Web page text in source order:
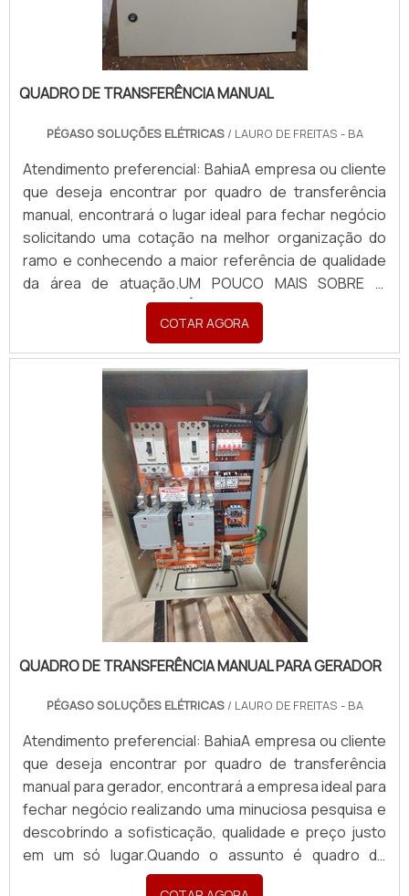
QUADRO DE TRANSFERÊNCIA MANUAL
PÉGASO SOLUÇÕES ELÉTRICAS / LAURO DE FREITAS - BA
Atendimento preferencial: BahiaA empresa ou cliente
que deseja encontrar por quadro de transferência
manual, encontrará o lugar ideal para fechar negócio
solicitando uma cotação na melhor organização do
ramo e conhecendo a maior referência de qualidade
da área de atuação.UM POUCO MAIS SOBRE O
QUADRO DE TRANSFERÊNCIA MANUALQuem está à
procura de quadro de transferência manual em uma
empresa inovadora, descobre a Pégaso Soluções
COTAR AGORA
QUADRO DE TRANSFERÊNCIA MANUAL PARA GERADOR
PÉGASO SOLUÇÕES ELÉTRICAS / LAURO DE FREITAS - BA
Atendimento preferencial: BahiaA empresa ou cliente
que deseja encontrar por quadro de transferência
manual para gerador, encontrará a empresa ideal para
fechar negócio realizando uma minuciosa pesquisa e
descobrindo a sofisticação, qualidade e preço justo
em um só lugar.Quando o assunto é quadro de
transferência manual para gerador, com a Pégaso